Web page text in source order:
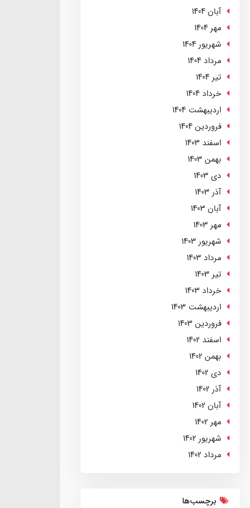
آبان 1404
مهر 1404
شهریور 1404
مرداد 1404
تير 1404
خرداد 1404
ارديبهشت 1404
فروردین 1404
اسفند 1403
بهمن 1403
دی 1403
آذر 1403
آبان 1403
مهر 1403
شهریور 1403
مرداد 1403
تير 1403
خرداد 1403
ارديبهشت 1403
فروردین 1403
اسفند 1402
بهمن 1402
دی 1402
آذر 1402
آبان 1402
مهر 1402
شهریور 1402
مرداد 1402
برچسب‌ها